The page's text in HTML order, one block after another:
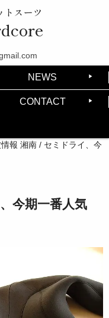
トスーツ
NEWS
CONTACT
報 湘南 / セミドライ、今
今期一番人気